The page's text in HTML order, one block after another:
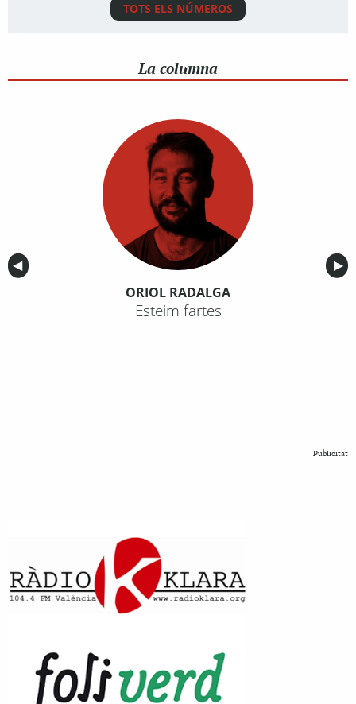
TOTS ELS NÚMEROS
La columna
Anterior
◀︎ ▶︎
ORIOL RADALGA
Esteim fartes
Publicitat